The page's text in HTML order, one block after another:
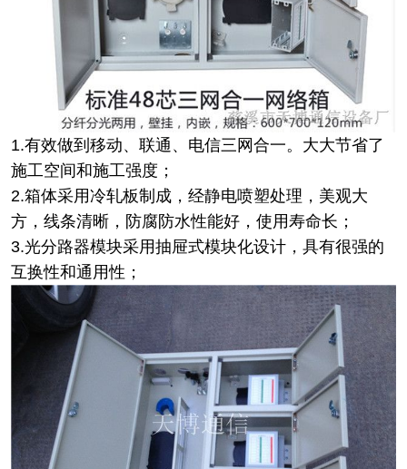
1.有效做到移动、联通、电信三网合一。大大节省了
施工空间和施工强度；
2.箱体采用冷轧板制成，经静电喷塑处理，美观大
方，线条清晰，防腐防水性能好，使用寿命长；
3.光分路器模块采用抽屉式模块化设计，具有很强的
互换性和通用性；